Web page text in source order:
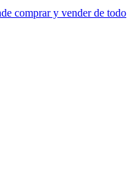
comprar y vender de todo